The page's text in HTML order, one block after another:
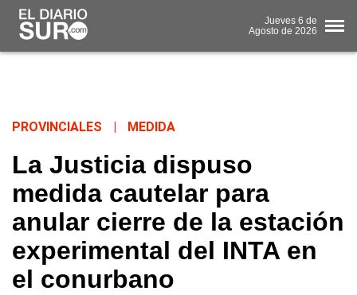
Jueves 6 de
Agosto de 2026
PROVINCIALES MEDIDA
La Justicia dispuso
medida cautelar para
anular cierre de la estación
experimental del INTA en
el conurbano